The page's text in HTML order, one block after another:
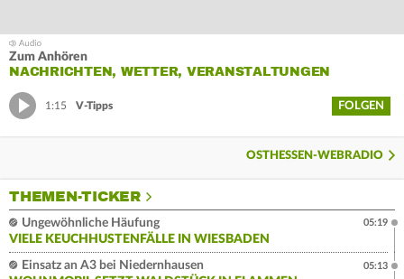
Zum Anhören
NACHRICHTEN, WETTER, VERANSTALTUNGEN
1:15 V-Tipps FOLGEN
OSTHESSEN-WEBRADIO
THEMEN-TICKER
Ungewöhnliche Häufung
VIELE KEUCHHUSTENFÄLLE IN WIESBADEN
05:19
Einsatz an A3 bei Niedernhausen
05:13